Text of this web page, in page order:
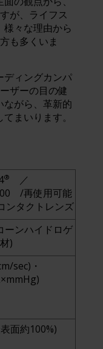
が、ライフス
様々な理由から
も多くいま
ディングカンパ
ザーの目の健
ながら、革新的
まいります。
®
／
/再使用可能
ンタクトレンズ
ーンハイドロゲ
)
sec)・
面約100%)